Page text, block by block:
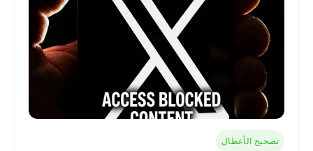
تصحيح الأعطال